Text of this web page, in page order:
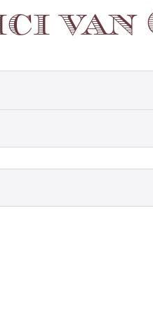
van